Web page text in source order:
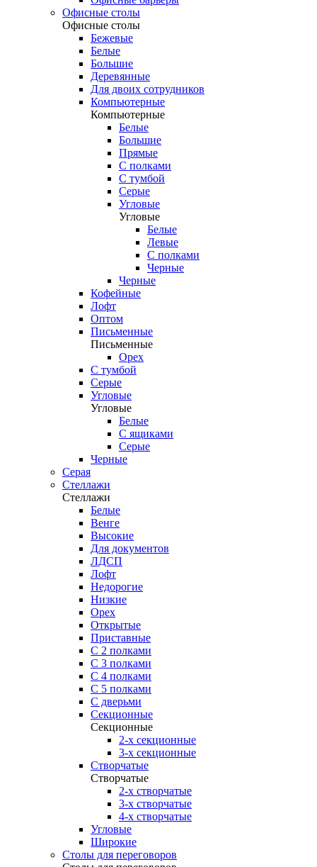
Офисные столы
Офисные столы
Бежевые
Белые
Большие
Деревянные
Для двоих сотрудников
Компьютерные
Компьютерные
Белые
Большие
Прямые
С полками
С тумбой
Серые
Угловые
Угловые
Белые
Левые
С полками
Черные
Черные
Кофейные
Лофт
Оптом
Письменные
Письменные
Орех
С тумбой
Серые
Угловые
Угловые
Белые
С ящиками
Серые
Черные
Серая
Стеллажи
Стеллажи
Белые
Венге
Высокие
Для документов
ЛДСП
Лофт
Недорогие
Низкие
Орех
Открытые
Приставные
С 2 полками
С 3 полками
С 4 полками
С 5 полками
С дверьми
Секционные
Секционные
2-х секционные
3-х секционные
Створчатые
Створчатые
2-х створчатые
3-х створчатые
4-х створчатые
Угловые
Широкие
Столы для переговоров